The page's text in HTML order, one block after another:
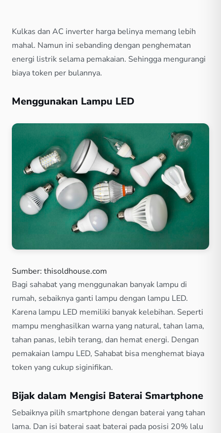
Kulkas dan AC inverter harga belinya memang lebih
mahal. Namun ini sebanding dengan penghematan
energi listrik selama pemakaian. Sehingga mengurangi
biaya token per bulannya.
Menggunakan Lampu LED
Sumber: thisoldhouse.com
Bagi sahabat yang menggunakan banyak lampu di
rumah, sebaiknya ganti lampu dengan lampu LED.
Karena lampu LED memiliki banyak kelebihan. Seperti
mampu menghasilkan warna yang natural, tahan lama,
tahan panas, lebih terang, dan hemat energi. Dengan
pemakaian lampu LED, Sahabat bisa menghemat biaya
token yang cukup siginifikan.
Bijak dalam Mengisi Baterai Smartphone
Sebaiknya pilih smartphone dengan baterai yang tahan
lama. Dan isi baterai saat baterai pada posisi 20% lalu